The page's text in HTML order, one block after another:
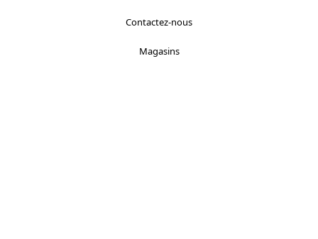
Contactez-nous
Magasins